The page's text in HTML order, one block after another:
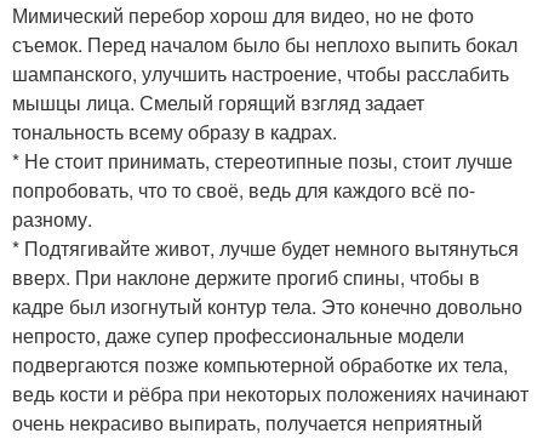
Мимический перебор хорош для видео, но не фото
съемок. Перед началом было бы неплохо выпить бокал
шампанского, улучшить настроение, чтобы расслабить
мышцы лица. Смелый горящий взгляд задает
тональность всему образу в кадрах.
* Не стоит принимать, стереотипные позы, стоит лучше
попробовать, что то своё, ведь для каждого всё по-
разному.
* Подтягивайте живот, лучше будет немного вытянуться
вверх. При наклоне держите прогиб спины, чтобы в
кадре был изогнутый контур тела. Это конечно довольно
непросто, даже супер профессиональные модели
подвергаются позже компьютерной обработке их тела,
ведь кости и рёбра при некоторых положениях начинают
очень некрасиво выпирать, получается неприятный